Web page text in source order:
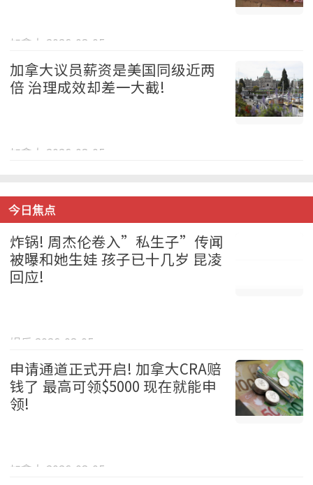
加拿大 2026-08-05
加拿大议员薪资是美国同级近两
倍 治理成效却差一大截!
加拿大 2026-08-05
今日焦点
炸锅! 周杰伦卷入”私生子”传闻
被曝和她生娃 孩子已十几岁 昆凌
回应!
娱乐 2026-08-05
申请通道正式开启! 加拿大CRA赔
钱了 最高可领$5000 现在就能申
领!
加拿大 2026-08-05